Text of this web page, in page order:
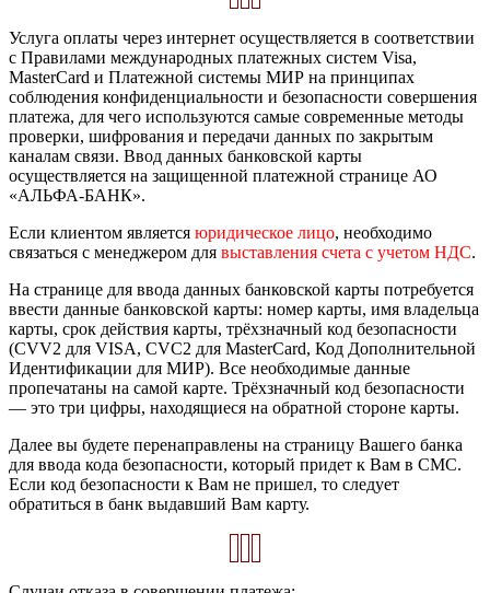
Услуга оплаты через интернет осуществляется в соответствии
с Правилами международных платежных систем Visa,
MasterCard и Платежной системы МИР на принципах
соблюдения конфиденциальности и безопасности совершения
платежа, для чего используются самые современные методы
проверки, шифрования и передачи данных по закрытым
каналам связи. Ввод данных банковской карты
осуществляется на защищенной платежной странице АО
«АЛЬФА-БАНК».
Если клиентом является юридическое лицо, необходимо
связаться с менеджером для выставления счета с учетом НДС.
На странице для ввода данных банковской карты потребуется
ввести данные банковской карты: номер карты, имя владельца
карты, срок действия карты, трёхзначный код безопасности
(CVV2 для VISA, CVC2 для MasterCard, Код Дополнительной
Идентификации для МИР). Все необходимые данные
пропечатаны на самой карте. Трёхзначный код безопасности
— это три цифры, находящиеся на обратной стороне карты.
Далее вы будете перенаправлены на страницу Вашего банка
для ввода кода безопасности, который придет к Вам в СМС.
Если код безопасности к Вам не пришел, то следует
обратиться в банк выдавший Вам карту.